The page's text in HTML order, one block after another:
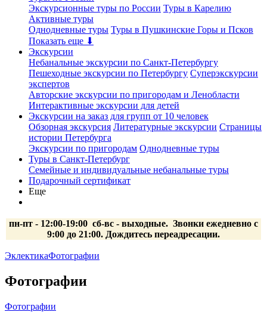
Экскурсионные туры по России Туры в Карелию
Активные туры
Однодневные туры Туры в Пушкинские Горы и Псков
Показать еще ⬇
Экскурсии
Небанальные экскурсии по Санкт-Петербургу
Пешеходные экскурсии по Петербургу Суперэкскурсии
экспертов
Авторские экскурсии по пригородам и Ленобласти
Интерактивные экскурсии для детей
Экскурсии на заказ для групп от 10 человек
Обзорная экскурсия Литературные экскурсии Страницы
истории Петербурга
Экскурсии по пригородам Однодневные туры
Туры в Санкт-Петербург
Семейные и индивидуальные небанальные туры
Подарочный сертификат
Еще
пн-пт - 12:00-19:00 сб-вс - выходные. Звонки ежедневно с
9:00 до 21:00. Дождитесь переадресации.
ЭклектикаФотографии
Фотографии
Фотографии